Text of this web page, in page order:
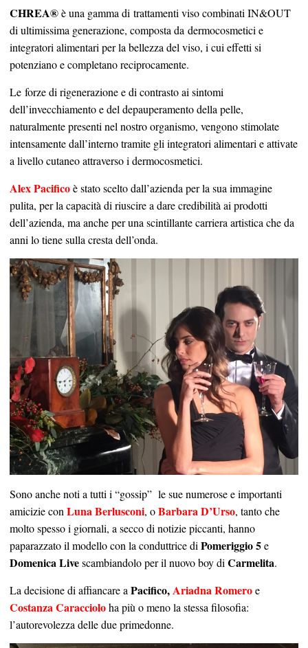
CHREA®è una gamma di trattamenti viso combinati IN&OUT
di ultimissima generazione, composta da dermocosmetici e
integratori alimentari per la bellezza del viso, i cui effetti si
potenziano e completano reciprocamente.
Le forze di rigenerazione e di contrasto ai sintomi
dell’invecchiamento e del depauperamento della pelle,
naturalmente presenti nel nostro organismo, vengono stimolate
intensamente dall’interno tramite gli integratori alimentari e attivate
a livello cutaneo attraverso i dermocosmetici.
Alex Pacificoè stato scelto dall’azienda per la sua immagine
pulita, per la capacità di riuscire a dare credibilità ai prodotti
dell’azienda, ma anche per una scintillante carriera artistica che da
anni lo tiene sulla cresta dell’onda.
Sono anche noti a tutti i “gossip” le sue numerose e importanti
amicizie conLuna Berlusconi, oBarbara D’Urso, tanto che
molto spesso i giornali, a secco di notizie piccanti, hanno
paparazzato il modello con la conduttrice diPomeriggio 5e
Domenica Livescambiandolo per il nuovo boy diCarmelita.
La decisione di affiancare aPacifico,Ariadna Romeroe
Costanza Caraccioloha più o meno la stessa filosofia:
l’autorevolezza delle due primedonne.